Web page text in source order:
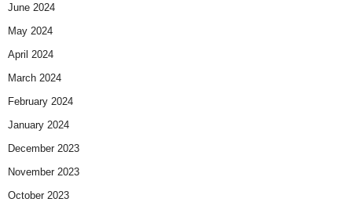
June 2024
May 2024
April 2024
March 2024
February 2024
January 2024
December 2023
November 2023
October 2023